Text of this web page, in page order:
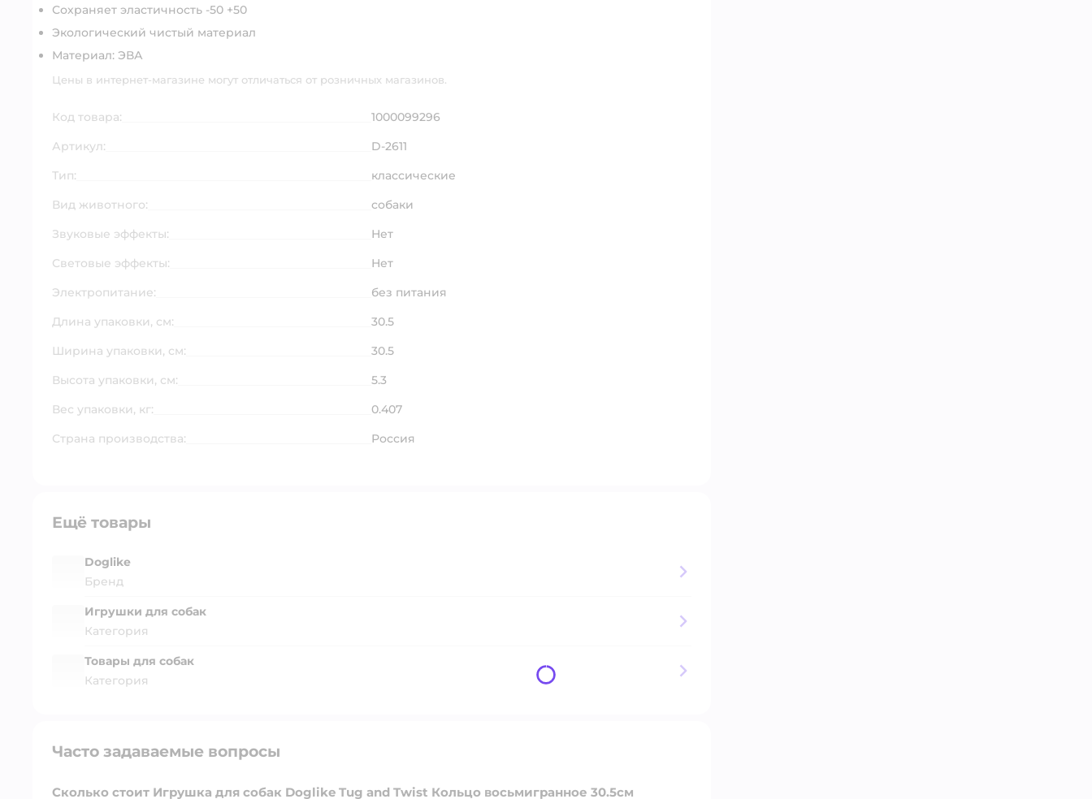
Сохраняет эластичность -50 +50
Экологический чистый материал
Материал: ЭВА
Цены в интернет-магазине могут отличаться от розничных магазинов.
Код товара:
1000099296
Артикул:
D-2611
Тип:
классические
Вид животного:
собаки
Звуковые эффекты:
Нет
Световые эффекты:
Нет
Электропитание:
без питания
Длина упаковки, см:
30.5
Ширина упаковки, см:
30.5
Высота упаковки, см:
5.3
Вес упаковки, кг:
0.407
Страна производства:
Россия
Ещё товары
Doglike
Бренд
Игрушки для собак
Категория
Товары для собак
Категория
Часто задаваемые вопросы
Сколько стоит Игрушка для собак Doglike Tug and Twist Кольцо восьмигранное 30.5см